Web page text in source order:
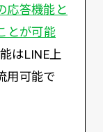
応答機能と
とが可能別ウィ
はLINE上
用可能で